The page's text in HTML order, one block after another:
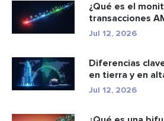
¿Qué es el
transacciones
Jul 12, 2026
Diferencias
en tierra y en
Jul 12, 2026